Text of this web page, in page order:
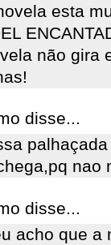
esta
não gira
disse...
nao
disse...
acho que a